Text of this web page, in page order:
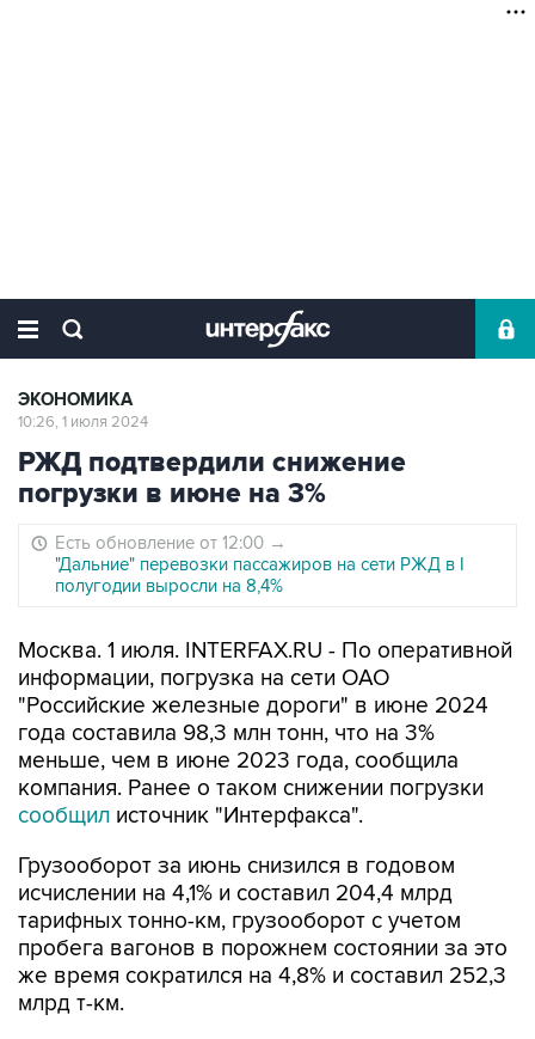
ЭКОНОМИКА
10:26, 1 июля 2024
РЖД подтвердили снижение
погрузки в июне на 3%
Есть обновление от 12:00 →
"Дальние" перевозки пассажиров на сети РЖД в I
полугодии выросли на 8,4%
Москва. 1 июля. INTERFAX.RU - По оперативной
информации, погрузка на сети ОАО
"Российские железные дороги" в июне 2024
года составила 98,3 млн тонн, что на 3%
меньше, чем в июне 2023 года, сообщила
компания. Ранее о таком снижении погрузки
сообщил источник "Интерфакса".
Грузооборот за июнь снизился в годовом
исчислении на 4,1% и составил 204,4 млрд
тарифных тонно-км, грузооборот с учетом
пробега вагонов в порожнем состоянии за это
же время сократился на 4,8% и составил 252,3
млрд т-км.